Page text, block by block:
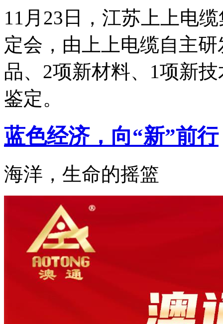
11月23日，江苏上上电
定会，由上上电缆自主
品、2项新材料、1项新
鉴定。
蓝色经济，向“新”前行
海洋，生命的摇篮